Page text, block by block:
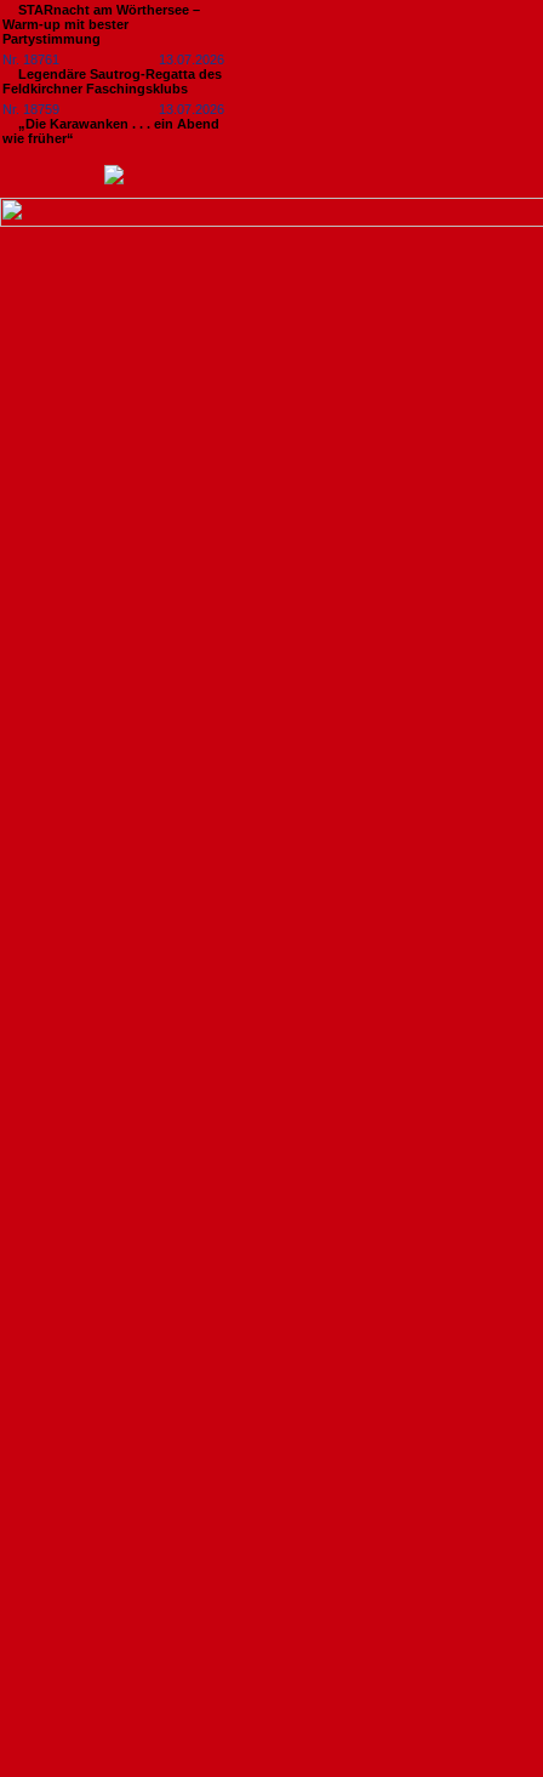
STARnacht am Wörthersee –
Warm-up mit bester
Partystimmung
Nr. 18761
13.07.2026
Legendäre Sautrog-Regatta des
Feldkirchner Faschingsklubs
Nr. 18759
13.07.2026
„Die Karawanken . . . ein Abend
wie früher“